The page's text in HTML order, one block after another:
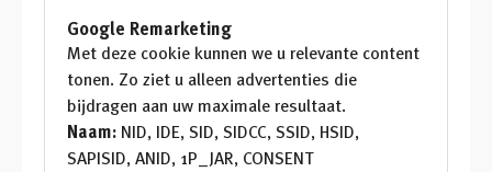
Google Remarketing
Met deze cookie kunnen we u relevante content
tonen. Zo ziet u alleen advertenties die
bijdragen aan uw maximale resultaat.
Naam: NID, IDE, SID, SIDCC, SSID, HSID,
SAPISID, ANID, 1P_JAR, CONSENT